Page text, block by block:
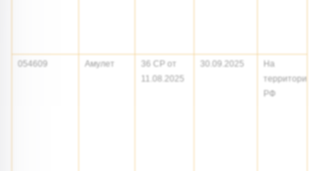
054609 Амулет
36 СР от
11.08.2025
30.09.2025
На
территории
РФ